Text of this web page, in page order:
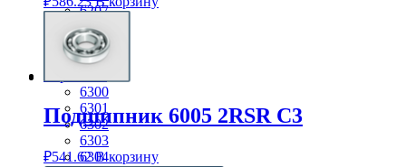
6207
6208
6209
6210
6300
6301
6302
6303
6304
Подшипник 6005 2RSR C3
₽541.62 В корзину